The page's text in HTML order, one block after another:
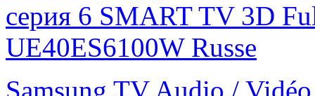
серия 6 SMART TV 3D
UE40ES6100W Russe